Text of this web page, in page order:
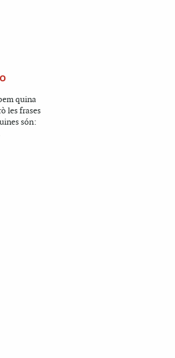
quina
les frases
són: